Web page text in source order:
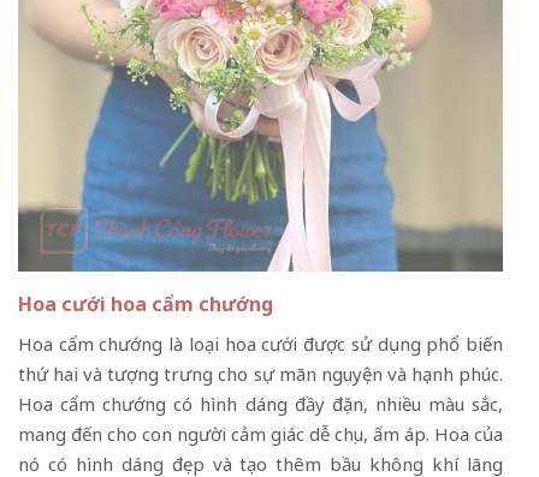
Hoa cưới hoa cẩm chướng
Hoa cẩm chướng là loại hoa cưới được sử dụng phổ biến
thứ hai và tượng trưng cho sự mãn nguyện và hạnh phúc.
Hoa cẩm chướng có hình dáng đầy đặn, nhiều màu sắc,
mang đến cho con người cảm giác dễ chịu, ấm áp. Hoa của
nó có hình dáng đẹp và tạo thêm bầu không khí lãng